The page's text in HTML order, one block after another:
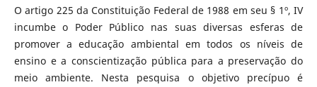
O artigo 225 da Constituição Federal de 1988 em seu § 1º, IV
incumbe o Poder Público nas suas diversas esferas de
promover a educação ambiental em todos os níveis de
ensino e a conscientização pública para a preservação do
meio ambiente. Nesta pesquisa o objetivo precípuo é